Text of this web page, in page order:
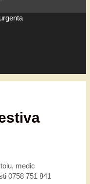
medic
0758 751 841